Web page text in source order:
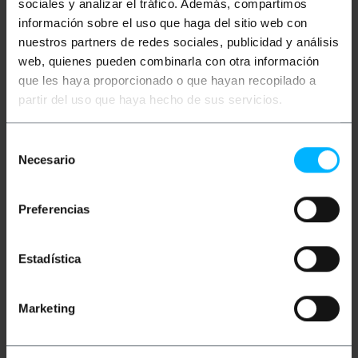
sociales y analizar el tráfico. Además, compartimos
información sobre el uso que haga del sitio web con
nuestros partners de redes sociales, publicidad y análisis
web, quienes pueden combinarla con otra información
que les haya proporcionado o que hayan recopilado a
partir del uso que haya hecho de sus servicios.
Necesario
Preferencias
Estadística
Marketing
Més informació
Descripció
notebook, portàtil, tablet, smartphone i qualsevol
altre dispositiu electrònic similar. Molt útil a escoles,
l'interior disposa de prestatgeries lliscants, on es
disposen els dispositius a carregar, de manera
temperatura estable a l'interior.
Carro de càrrega per al transport dordinador
portàtil, notebook, portàtil, tablet,